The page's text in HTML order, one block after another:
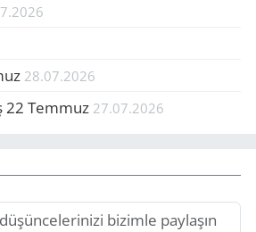
28.07.2026
22 Temmuz 27.07.2026